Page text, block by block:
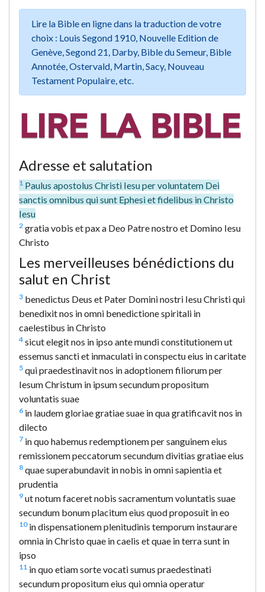
Lire la Bible en ligne dans la traduction de votre
choix : Louis Segond 1910, Nouvelle Edition de
Genève, Segond 21, Darby, Bible du Semeur, Bible
Annotée, Ostervald, Martin, Sacy, Nouveau
Testament Populaire, etc.
Adresse et salutation
1 Paulus apostolus Christi Iesu per voluntatem Dei
sanctis omnibus qui sunt Ephesi et fidelibus in Christo
Iesu
2 gratia vobis et pax a Deo Patre nostro et Domino Iesu
Christo
Les merveilleuses bénédictions du
salut en Christ
3 benedictus Deus et Pater Domini nostri Iesu Christi qui
benedixit nos in omni benedictione spiritali in
caelestibus in Christo
4 sicut elegit nos in ipso ante mundi constitutionem ut
essemus sancti et inmaculati in conspectu eius in caritate
5 qui praedestinavit nos in adoptionem filiorum per
Iesum Christum in ipsum secundum propositum
voluntatis suae
6 in laudem gloriae gratiae suae in qua gratificavit nos in
dilecto
7 in quo habemus redemptionem per sanguinem eius
remissionem peccatorum secundum divitias gratiae eius
8 quae superabundavit in nobis in omni sapientia et
prudentia
9 ut notum faceret nobis sacramentum voluntatis suae
secundum bonum placitum eius quod proposuit in eo
10in dispensationem plenitudinis temporum instaurare
omnia in Christo quae in caelis et quae in terra sunt in
ipso
11 in quo etiam sorte vocati sumus praedestinati
secundum propositum eius qui omnia operatur